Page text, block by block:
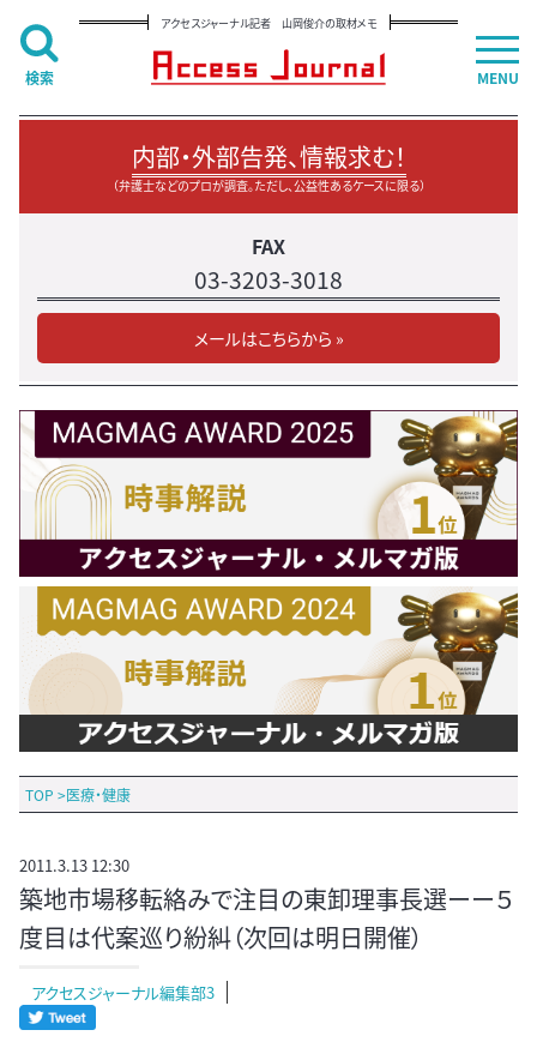
アクセスジャーナル記者 山岡俊介の取材メモ
内部・外部告発、情報求む！
（弁護士などのプロが調査。ただし、公益性あるケースに限る）
FAX
03-3203-3018
メールはこちらから »
TOP >医療・健康
2011.3.13 12:30
築地市場移転絡みで注目の東卸理事長選ーー５
度目は代案巡り紛糾（次回は明日開催）
アクセスジャーナル編集部3
MENU
検索